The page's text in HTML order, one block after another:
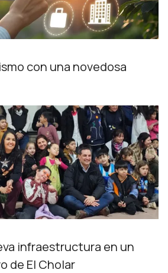
con una novedosa
infraestructura en un
de El Cholar